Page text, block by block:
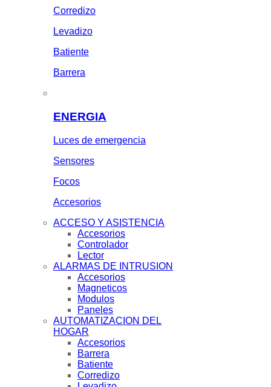
Corredizo
Levadizo
Batiente
Barrera
ENERGIA
Luces de emergencia
Sensores
Focos
Accesorios
ACCESO Y ASISTENCIA
Accesorios
Controlador
Lector
ALARMAS DE INTRUSION
Accesorios
Magneticos
Modulos
Paneles
AUTOMATIZACION DEL
HOGAR
Accesorios
Barrera
Batiente
Corredizo